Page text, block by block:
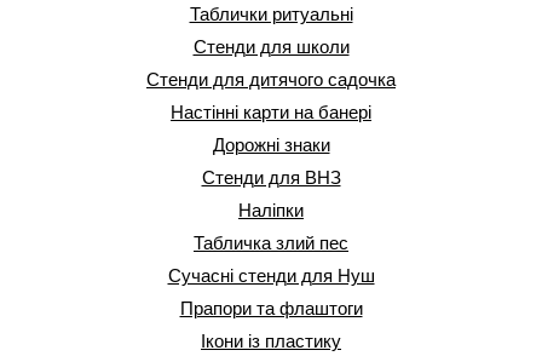
Таблички ритуальні
Стенди для школи
Стенди для дитячого садочка
Настінні карти на банері
Дорожні знаки
Стенди для ВНЗ
Наліпки
Табличка злий пес
Сучасні стенди для Нуш
Прапори та флаштоги
Ікони із пластику